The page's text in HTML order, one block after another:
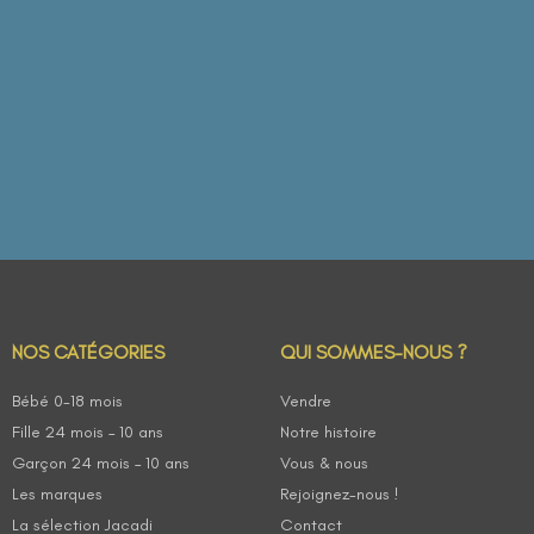
NOS CATÉGORIES
Bébé 0-18 mois
Fille 24 mois – 10 ans
Garçon 24 mois – 10 ans
Les marques
La sélection Jacadi
QUI SOMMES-NOUS ?
Vendre
Notre histoire
Vous & nous
Rejoignez-nous !
Contact